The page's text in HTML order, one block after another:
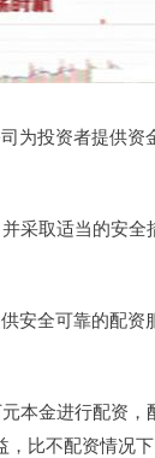
为投资者提供
采取适当的安
安全可靠的配资
本金进行配资
比不配资情况下